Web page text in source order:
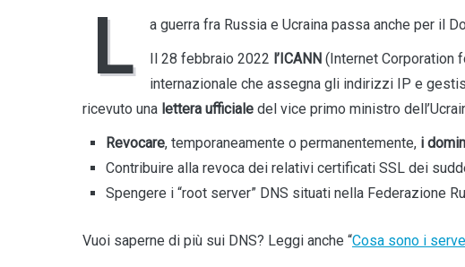
L
a guerra fra Russia e Ucraina passa anche per il
Il 28 febbraio 2022 l’ICANN (Internet Corporation
internazionale che assegna gli indirizzi IP e
ricevuto una lettera ufficiale del vice primo ministro
Revocare, temporaneamente o permanentemente, i
Contribuire alla revoca dei relativi certificati SSL dei
Spengere i “root server” DNS situati nella Federazione
Vuoi saperne di più sui DNS? Leggi anche “Cosa sono i